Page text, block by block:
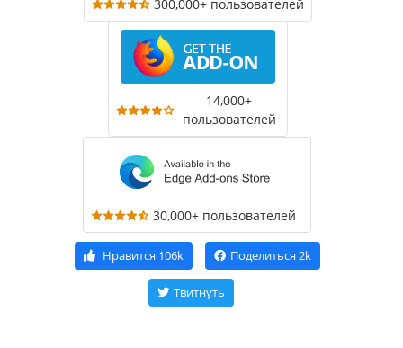
300,000+ пользователей
14,000+
пользователей
30,000+ пользователей
Нравится 106k Поделиться 2k
Твитнуть